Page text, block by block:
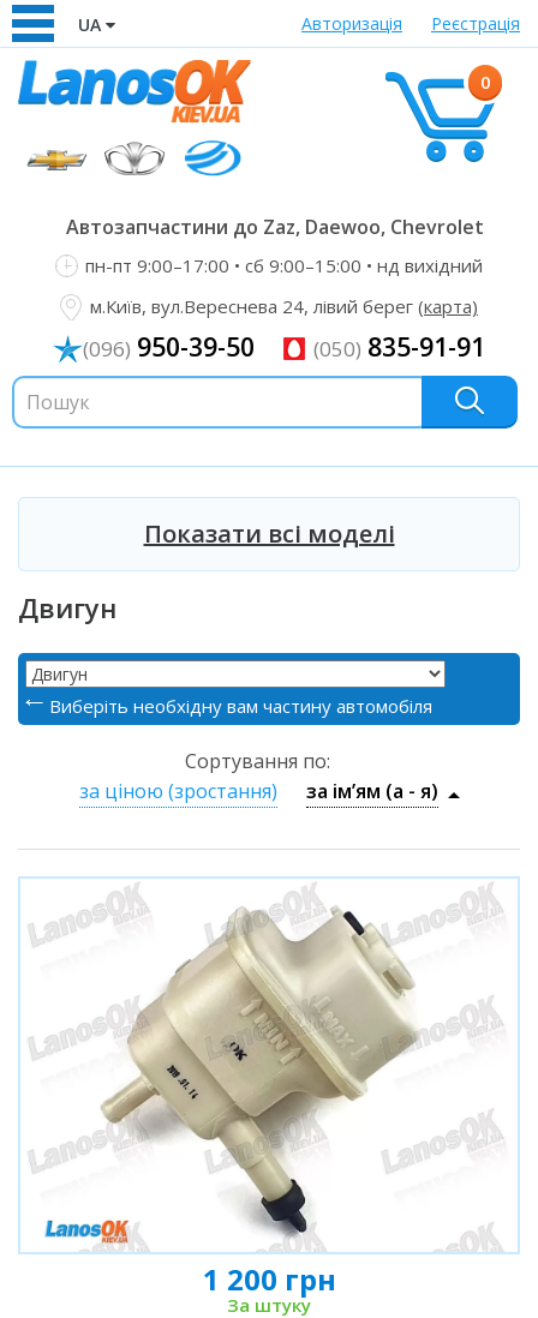
UA Авторизація Реєстрація
0
Автозапчастини до Zaz, Daewoo, Chevrolet
пн-пт 9:00–17:00 • сб 9:00–15:00 • нд вихідний
м.Київ, вул.Вереснева 24, лівий берег (карта)
(096) 950-39-50 (050) 835-91-91
Показати всі моделі
Двигун
Виберіть необхідну вам частину автомобіля
Сортування по:
за ціною (зростання)
за ім’ям (a - я)
1 200 грн
За штуку